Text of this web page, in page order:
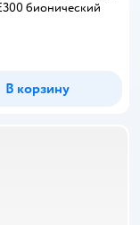
бионический
В корзину